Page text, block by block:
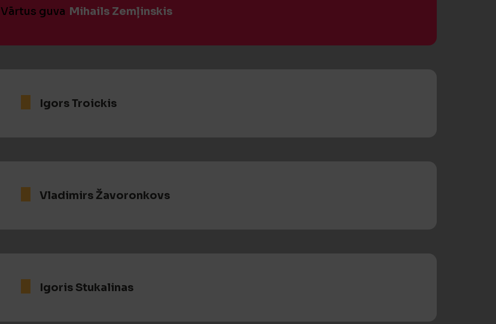
Vārtus guva Mihails Zemļinskis
Igors Troickis
Vladimirs Žavoronkovs
Igoris Stukalinas